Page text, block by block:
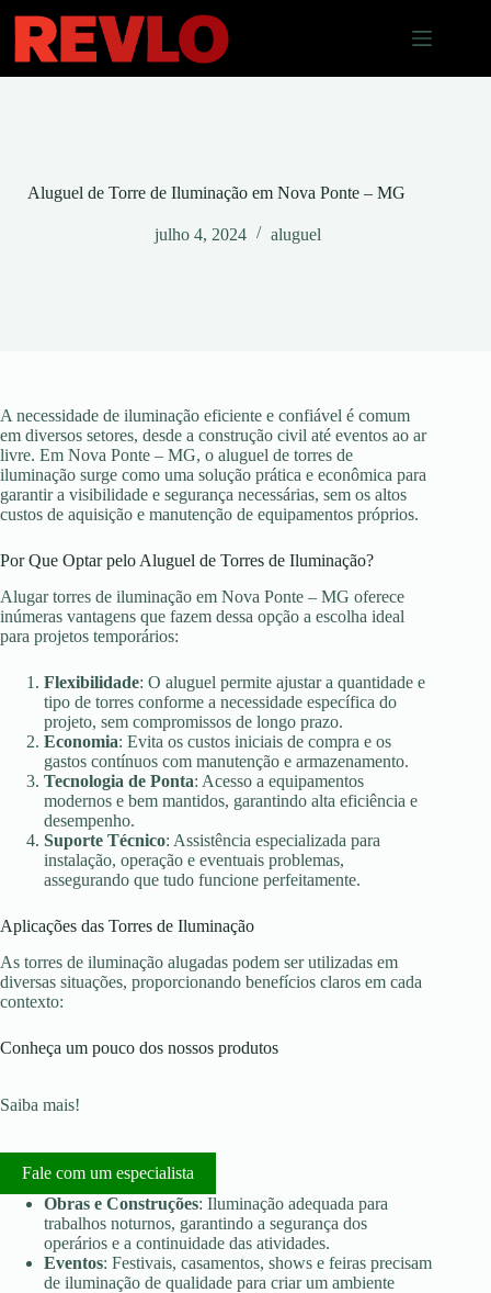
para
conteúdo
Aluguel de Torre de Iluminação em Nova Ponte – MG
julho 4, 2024 aluguel
A necessidade de iluminação eficiente e confiável é comum
em diversos setores, desde a construção civil até eventos ao ar
livre. Em Nova Ponte – MG, o aluguel de torres de
iluminação surge como uma solução prática e econômica para
garantir a visibilidade e segurança necessárias, sem os altos
custos de aquisição e manutenção de equipamentos próprios.
Por Que Optar pelo Aluguel de Torres de Iluminação?
Alugar torres de iluminação em Nova Ponte – MG oferece
inúmeras vantagens que fazem dessa opção a escolha ideal
para projetos temporários:
Flexibilidade: O aluguel permite ajustar a quantidade e
tipo de torres conforme a necessidade específica do
projeto, sem compromissos de longo prazo.
Economia: Evita os custos iniciais de compra e os
gastos contínuos com manutenção e armazenamento.
Tecnologia de Ponta: Acesso a equipamentos
modernos e bem mantidos, garantindo alta eficiência e
desempenho.
Suporte Técnico: Assistência especializada para
instalação, operação e eventuais problemas,
assegurando que tudo funcione perfeitamente.
Aplicações das Torres de Iluminação
As torres de iluminação alugadas podem ser utilizadas em
diversas situações, proporcionando benefícios claros em cada
contexto:
Conheça um pouco dos nossos produtos
Saiba mais!
Fale com um especialista
Obras e Construções: Iluminação adequada para
trabalhos noturnos, garantindo a segurança dos
operários e a continuidade das atividades.
Eventos: Festivais, casamentos, shows e feiras precisam
de iluminação de qualidade para criar um ambiente